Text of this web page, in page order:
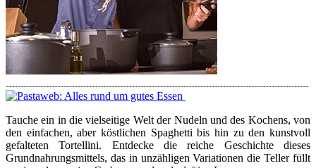
Tauche ein in die vielseitige Welt der Nudeln und des Kochens, von
den einfachen, aber köstlichen Spaghetti bis hin zu den kunstvoll
gefalteten Tortellini. Entdecke die reiche Geschichte dieses
Grundnahrungsmittels, das in unzähligen Variationen die Teller füllt